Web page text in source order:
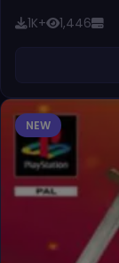
1K+ 1,446
NEW